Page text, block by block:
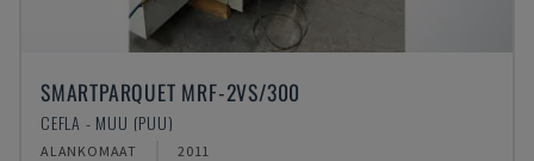
SMARTPARQUET MRF-2VS/300
CEFLA - MUU (PUU)
ALANKOMAAT 2011